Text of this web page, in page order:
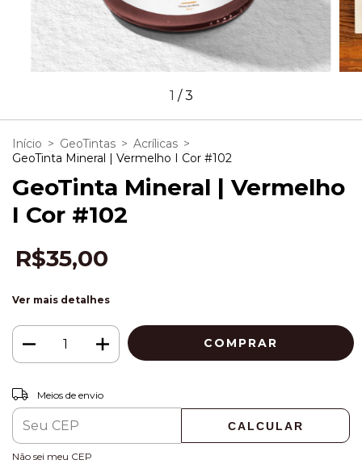
1 /3
Início > GeoTintas > Acrílicas >
GeoTinta Mineral | Vermelho I Cor #102
GeoTinta Mineral | Vermelho
I Cor #102
R$35,00
Ver mais detalhes
Entregas para o CEP:
Meios de envio
CALCULAR
Não sei meu CEP